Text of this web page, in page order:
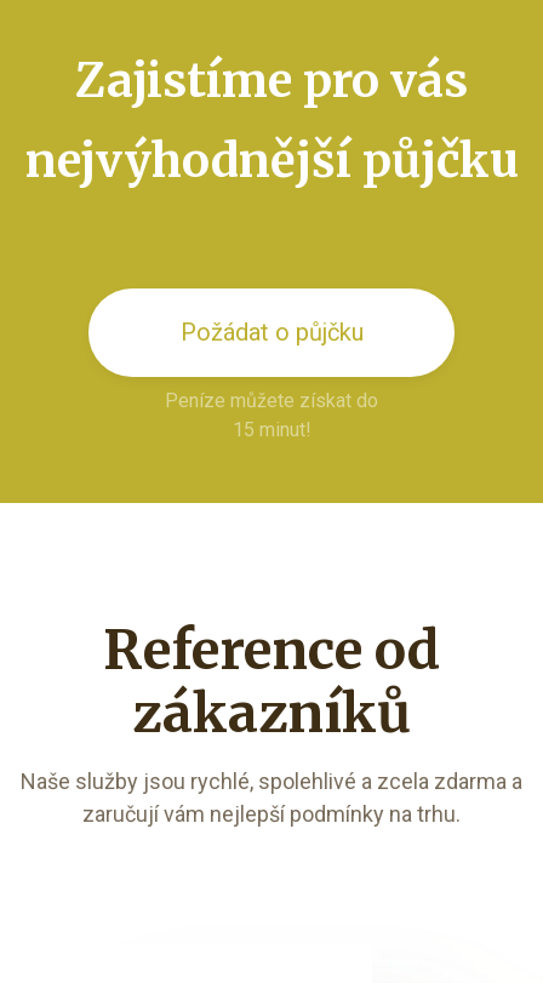
Zajistíme pro vás
nejvýhodnější půjčku
Požádat o půjčku
Peníze můžete získat do
15 minut!
Reference od
zákazníků
Naše služby jsou rychlé, spolehlivé a zcela zdarma a
zaručují vám nejlepší podmínky na trhu.